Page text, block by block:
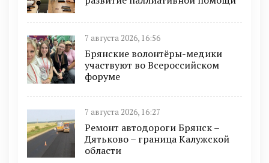
7 августа 2026, 16:56
Брянские волонтёры-медики
участвуют во Всероссийском
форуме
7 августа 2026, 16:27
Ремонт автодороги Брянск –
Дятьково – граница Калужской
области